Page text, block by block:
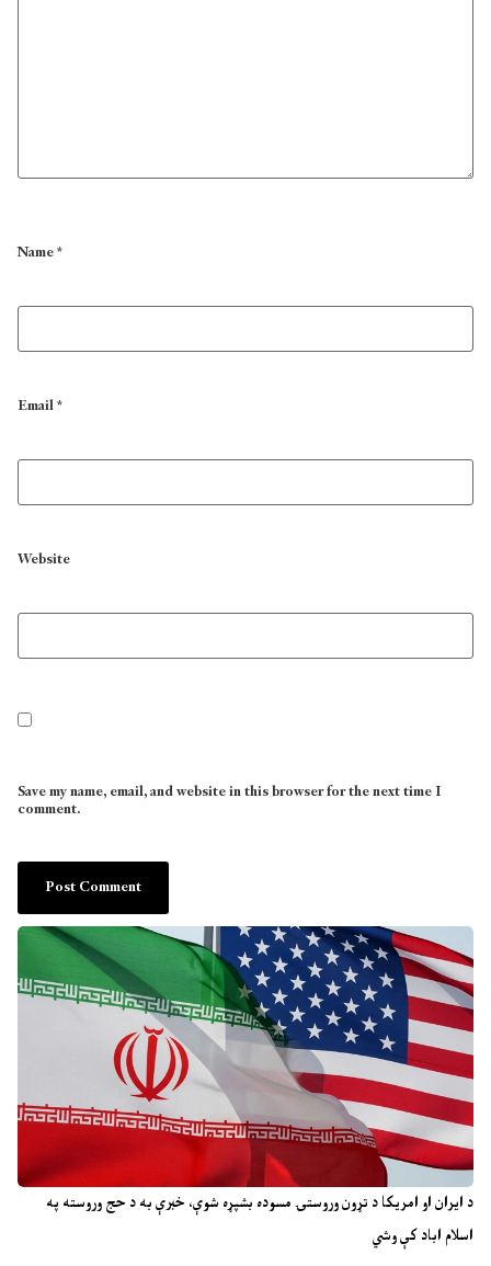
د ایران او امریکا د تړون وروستۍ مسوده بشپړه شوې، خبرې به د حج وروسته په
اسلام اباد کې وشي
Name*
Email*
Website
Save my name, email, and website in this browser for the next time I
comment.